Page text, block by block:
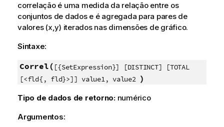
correlação é uma medida da relação entre os
conjuntos de dados e é agregada para pares de
valores (x,y) iterados nas dimensões de gráfico.
Sintaxe:
Correl( [{SetExpression}] [DISTINCT] [TOTAL
[<fld{, fld}>]] value1, value2 )
Tipo de dados de retorno: numérico
Argumentos: